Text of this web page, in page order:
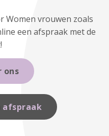
Women vrouwen zoals
een afspraak met de
ons
afspraak